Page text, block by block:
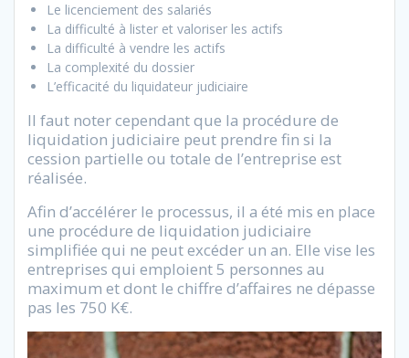
Le licenciement des salariés
La difficulté à lister et valoriser les actifs
La difficulté à vendre les actifs
La complexité du dossier
L’efficacité du liquidateur judiciaire
Il faut noter cependant que la procédure de
liquidation judiciaire peut prendre fin si la
cession partielle ou totale de l’entreprise est
réalisée.
Afin d’accélérer le processus, il a été mis en place
une procédure de liquidation judiciaire
simplifiée qui ne peut excéder un an. Elle vise les
entreprises qui emploient 5 personnes au
maximum et dont le chiffre d’affaires ne dépasse
pas les 750 K€.